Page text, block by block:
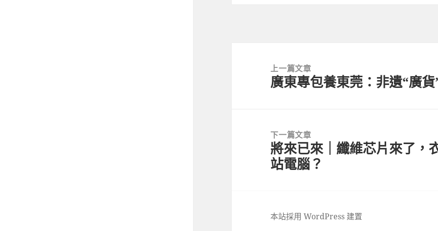
上一篇文章
上
章:
廣東專包養東莞：非遺“廣
下一篇文章
下
一
將來已來｜纖維芯片來了，
站電腦？
本站採用 WordPress 建置